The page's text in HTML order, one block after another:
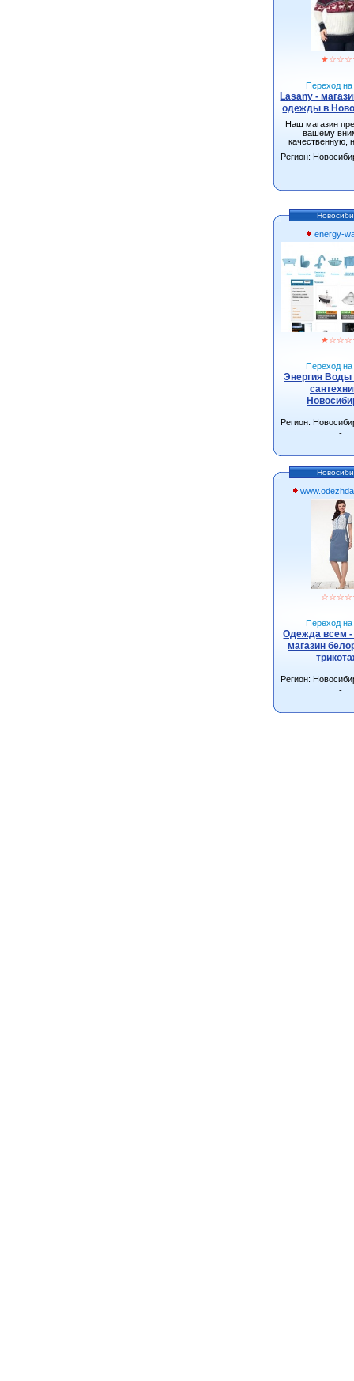
★☆☆☆
Переход на
Lasany -
одежды в
Наш магазин
вашему
качественную,
Регион:
-
energy-
★☆☆☆
Переход на
Энергия Воды
Регион:
-
☆☆☆☆
Переход на
Одежда всем -
магазин
Регион:
-